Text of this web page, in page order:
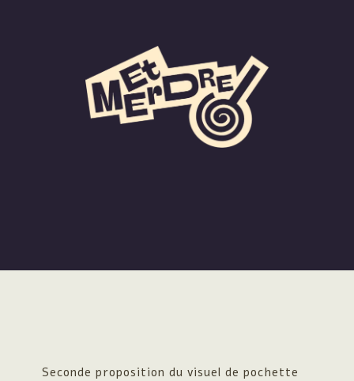
Seconde proposition du visuel de pochette